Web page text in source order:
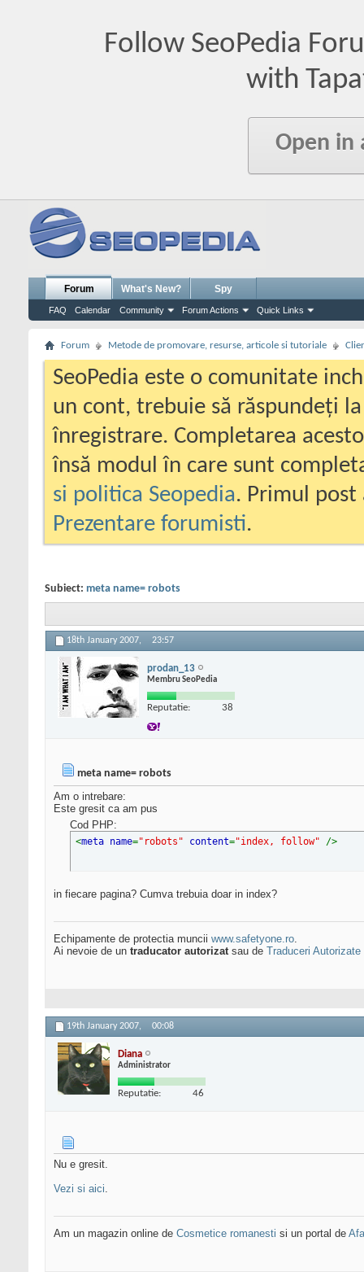
Follow SeoPedia
with
Open in
Forum
FAQ Calendar Community Forum Actions Quick Links
What's New? Spy
Forum Metode de promovare, resurse, articole si tutoriale
SeoPedia este o comunitate
un cont, trebuie să răspundeți
înregistrare. Completarea
însă modul în care sunt
si politica Seopedia. Primul
Prezentare forumisti.
Subiect: meta name= robots
18th January 2007, 23:57
prodan_13
Membru SeoPedia
Reputatie: 38
meta name= robots
Am o intrebare:
Este gresit ca am pus
Cod PHP:
<meta name="robots" content="index, follow" />
in fiecare pagina? Cumva trebuia doar in index?
Echipamente de protectia muncii www.safetyone.ro.
Ai nevoie de un traducator autorizatsau de Traduceri Autorizate
19th January 2007, 00:08
Diana
Administrator
Reputatie: 46
Nu e gresit.
Vezi si aici.
Am un magazin online de Cosmetice romanesti si un portal de